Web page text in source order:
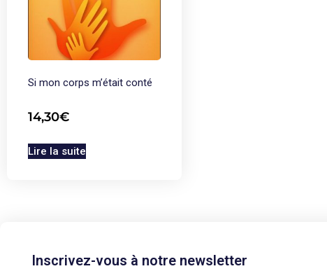
Si mon corps m’était conté
14,30€
Lire la suite
Inscrivez-vous à notre newsletter